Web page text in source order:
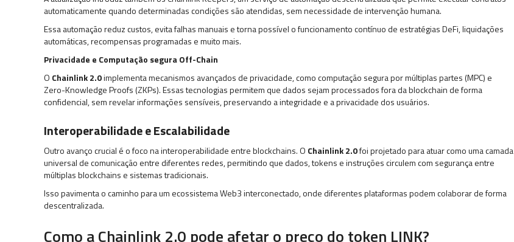
automaticamente quando determinadas condições são atendidas, sem necessidade de intervenção humana.
Essa automação reduz custos, evita falhas manuais e torna possível o funcionamento contínuo de estratégias DeFi, liquidações
automáticas, recompensas programadas e muito mais.
Privacidade e Computação segura Off-Chain
O Chainlink 2.0implementa mecanismos avançados de privacidade, como computação segura por múltiplas partes (MPC) e
Zero-Knowledge Proofs (ZKPs). Essas tecnologias permitem que dados sejam processados fora da blockchain de forma
confidencial, sem revelar informações sensíveis, preservando a integridade e a privacidade dos usuários.
Interoperabilidade e Escalabilidade
Outro avanço crucial é o foco na interoperabilidade entre blockchains. O Chainlink 2.0foi projetado para atuar como uma camada
universal de comunicação entre diferentes redes, permitindo que dados, tokens e instruções circulem com segurança entre
múltiplas blockchains e sistemas tradicionais.
Isso pavimenta o caminho para um ecossistema Web3 interconectado, onde diferentes plataformas podem colaborar de forma
descentralizada.
Como a Chainlink 2.0 pode afetar o preço do token LINK?